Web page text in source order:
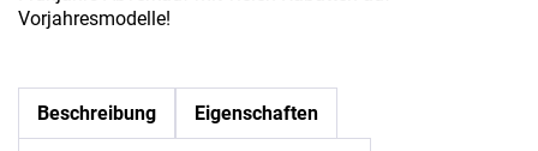
Vorjahresmodelle!
Beschreibung Eigenschaften